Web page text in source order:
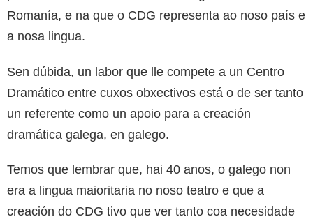
Romanía, e na que o CDG representa ao noso país e
a nosa lingua.
Sen dúbida, un labor que lle compete a un Centro
Dramático entre cuxos obxectivos está o de ser tanto
un referente como un apoio para a creación
dramática galega, en galego.
Temos que lembrar que, hai 40 anos, o galego non
era a lingua maioritaria no noso teatro e que a
creación do CDG tivo que ver tanto coa necesidade